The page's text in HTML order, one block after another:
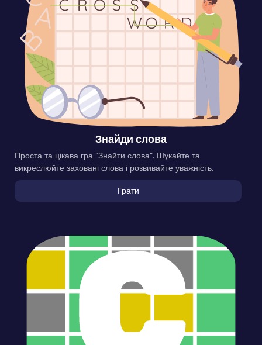
Знайди слова
Проста та цікава гра “Знайти слова”. Шукайте та
викреслюйте заховані слова і розвивайте уважність.
Грати